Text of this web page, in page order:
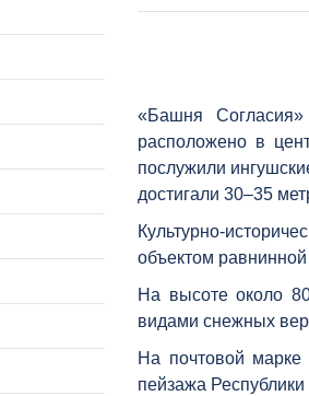
«Башня Согласия»
расположено в
послужили
достигали 30–35
Культурно-
объектом
На высоте около
видами снежных
На почтовой марке
пейзажа